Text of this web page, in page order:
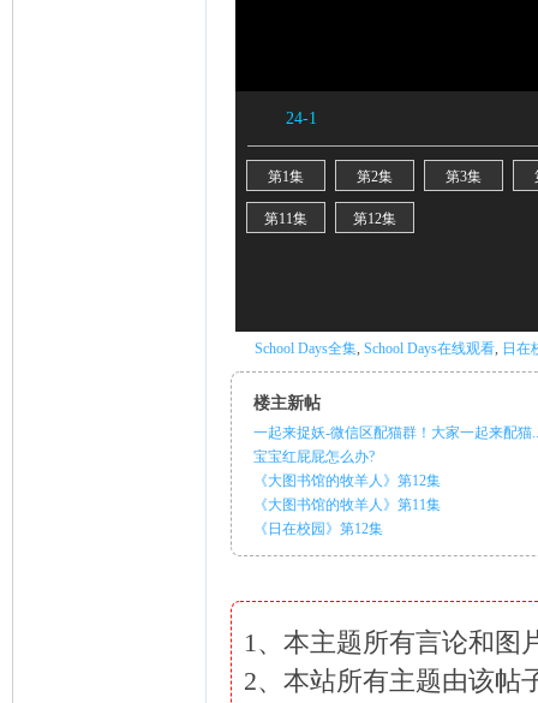
School Days全集, School Days在线观看, 日在
楼主新帖
一起来捉妖-微信区配猫群！大家一起来配猫
宝宝红屁屁怎么办?
《大图书馆的牧羊人》第12集
《大图书馆的牧羊人》第11集
《日在校园》第12集
1、本主题所有言论和图
2、本站所有主题由该帖